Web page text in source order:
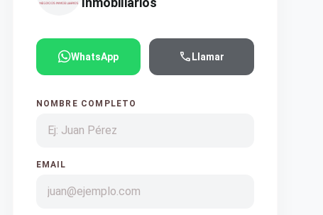
WhatsApp call Llamar
NOMBRE COMPLETO
EMAIL